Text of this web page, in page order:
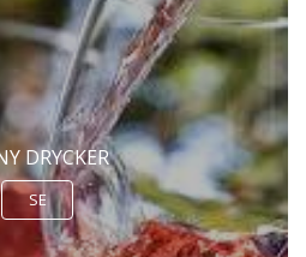
DRYCKER
SE